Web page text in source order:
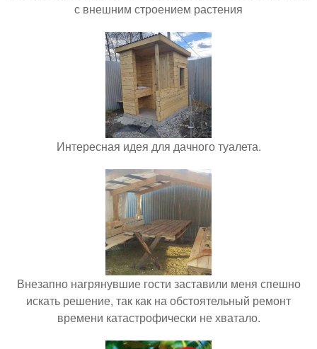
с внешним строением растения
Интересная идея для дачного туалета.
Внезапно нагрянувшие гости заставили меня спешно
искать решение, так как на обстоятельный ремонт
времени катастрофически не хватало.